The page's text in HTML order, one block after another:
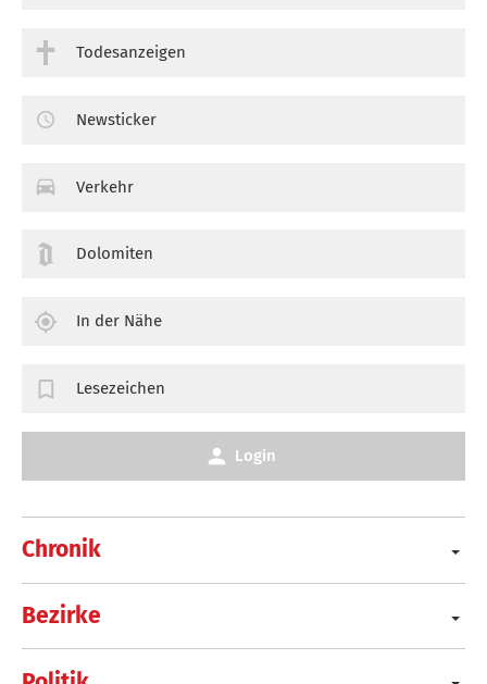
Chronik
Bezirke
Todesanzeigen
Newsticker
Verkehr
Dolomiten
In der Nähe
Lesezeichen
Login